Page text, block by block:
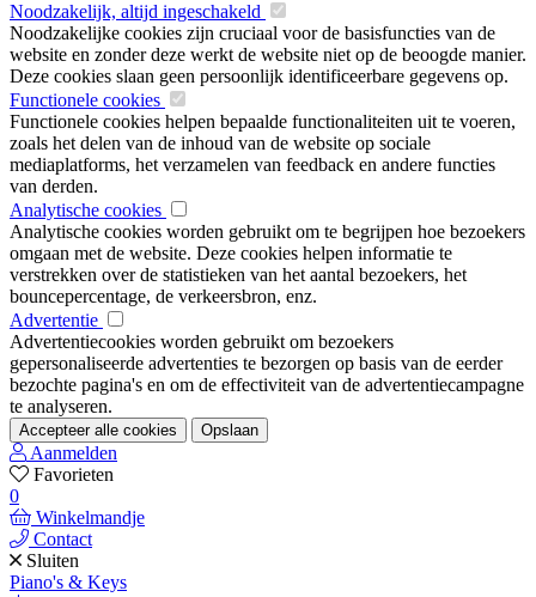
Noodzakelijk, altijd ingeschakeld
Noodzakelijke cookies zijn cruciaal voor de basisfuncties van de
website en zonder deze werkt de website niet op de beoogde manier.
Deze cookies slaan geen persoonlijk identificeerbare gegevens op.
Functionele cookies
Functionele cookies helpen bepaalde functionaliteiten uit te voeren,
zoals het delen van de inhoud van de website op sociale
mediaplatforms, het verzamelen van feedback en andere functies
van derden.
Analytische cookies
Analytische cookies worden gebruikt om te begrijpen hoe bezoekers
omgaan met de website. Deze cookies helpen informatie te
verstrekken over de statistieken van het aantal bezoekers, het
bouncepercentage, de verkeersbron, enz.
Advertentie
Advertentiecookies worden gebruikt om bezoekers
gepersonaliseerde advertenties te bezorgen op basis van de eerder
bezochte pagina's en om de effectiviteit van de advertentiecampagne
te analyseren.
Accepteer alle cookies Opslaan
Aanmelden
Favorieten
0
Winkelmandje
Contact
Sluiten
Piano's & Keys